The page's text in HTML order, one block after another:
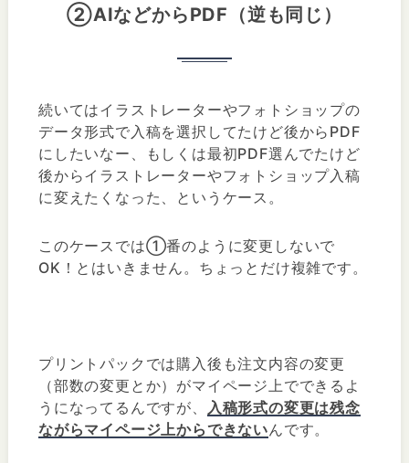
②AIなどからPDF（逆も同じ）
続いてはイラストレーターやフォトショップの
データ形式で入稿を選択してたけど後からPDF
にしたいなー、もしくは最初PDF選んでたけど
後からイラストレーターやフォトショップ入稿
に変えたくなった、というケース。
このケースでは①番のように変更しないで
OK！とはいきません。ちょっとだけ複雑です。
プリントパックでは購入後も注文内容の変更
（部数の変更とか）がマイページ上でできるよ
うになってるんですが、
入稿形式の変更は残念
ながらマイページ上からできないんです。